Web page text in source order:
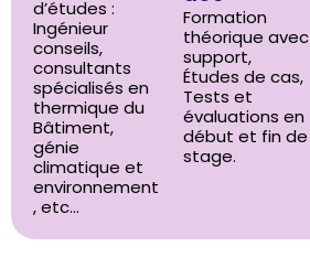
d’études :
Ingénieur
conseils,
consultants
spécialisés en
thermique du
Bâtiment,
génie
climatique et
environnement
, etc…
Formation
théorique avec
support,
Études de cas,
Tests et
évaluations en
début et fin de
stage.